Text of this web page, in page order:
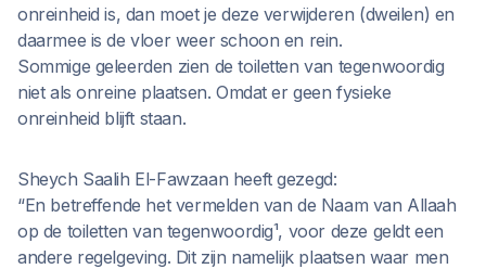
onreinheid is, dan moet je deze verwijderen (dweilen) en
daarmee is de vloer weer schoon en rein.
Sommige geleerden zien de toiletten van tegenwoordig
niet als onreine plaatsen. Omdat er geen fysieke
onreinheid blijft staan.
Sheych Saalih El-Fawzaan heeft gezegd:
“En betreffende het vermelden van de Naam van Allaah
op de toiletten van tegenwoordig¹, voor deze geldt een
andere regelgeving. Dit zijn namelijk plaatsen waar men